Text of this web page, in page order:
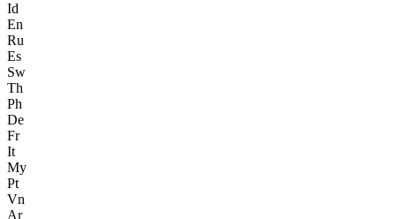
Id
En
Ru
Es
Sw
Th
Ph
De
Fr
It
My
Pt
Vn
Ar